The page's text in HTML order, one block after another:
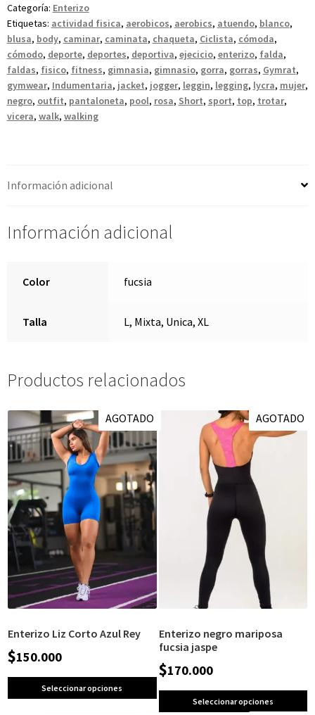
Categoría: Enterizo
Etiquetas: actividad fisica, aerobicos, aerobics, atuendo, blanco,
blusa, body, caminar, caminata, chaqueta, Ciclista, cómoda,
cómodo, deporte, deportes, deportiva, ejecicio, enterizo, falda,
faldas, fisico, fitness, gimnasia, gimnasio, gorra, gorras, Gymrat,
gymwear, Indumentaria, jacket, jogger, leggin, legging, lycra, mujer,
negro, outfit, pantaloneta, pool, rosa, Short, sport, top, trotar,
vicera, walk, walking
Información adicional
Información adicional
Color fucsia
Talla L, Mixta, Unica, XL
Productos relacionados
AGOTADO
Enterizo Liz Corto Azul Rey
$150.000
Seleccionar opciones
AGOTADO
Enterizo negro mariposa
fucsia jaspe
$170.000
Seleccionar opciones